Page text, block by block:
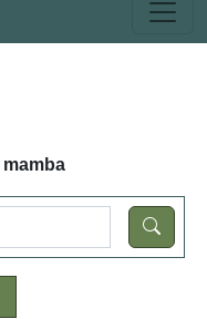
mamba